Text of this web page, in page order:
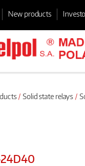
New products
Solid state relays